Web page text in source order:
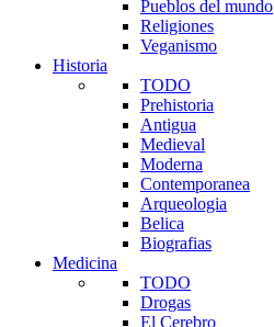
Pueblos del mundo
Religiones
Veganismo
Historia
TODO
Prehistoria
Antigua
Medieval
Moderna
Contemporanea
Arqueologia
Belica
Biografias
Medicina
TODO
Drogas
El Cerebro